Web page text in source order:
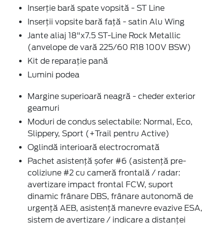
Inserție bară spate vopsită - ST Line
Inserții vopsite bară față - satin Alu Wing
Jante aliaj 18"x7.5 ST-Line Rock Metallic
(anvelope de vară 225/60 R18 100V BSW)
Kit de reparație pană
Lumini podea
Margine superioară neagră - cheder exterior
geamuri
Moduri de condus selectabile: Normal, Eco,
Slippery, Sport (+Trail pentru Active)
Oglindă interioară electrocromată
Pachet asistență șofer #6 (asistență pre-
coliziune #2 cu cameră frontală / radar:
avertizare impact frontal FCW, suport
dinamic frânare DBS, frânare autonomă de
urgență AEB, asistență manevre evazive ESA,
sistem de avertizare / indicare a distanței